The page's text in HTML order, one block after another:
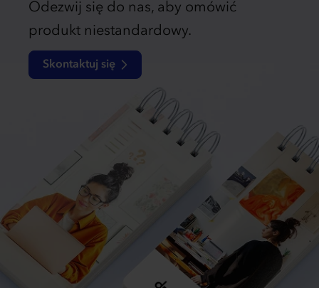
Odezwij się do nas, aby omówić
produkt niestandardowy.
Skontaktuj się